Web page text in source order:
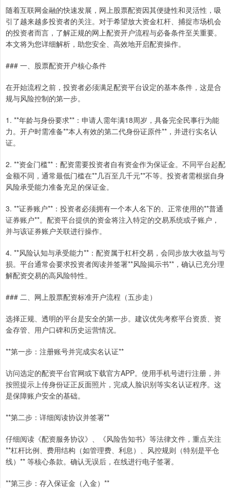
随着互联网金融的快速发展，网上股票配资因其便捷性和灵活性，吸
引了越来越多投资者的关注。对于希望放大资金杠杆、捕捉市场机会
的投资者而言，了解正规的网上配资开户流程与必备条件至关重要。
本文将为您详细解析，助您安全、高效地开启配资操作。
### 一、股票配资开户核心条件
在开始流程之前，投资者必须满足配资平台设定的基本条件，这是合
规与风险控制的第一步。
1. **年龄与身份要求**：申请人需年满18周岁，具备完全民事行为能
力。开户时需准备**本人有效的第二代身份证原件**，并进行实名认
证。
2. **资金门槛**：配资需要投资者自有资金作为保证金。不同平台起配
金额不同，通常最低门槛在**几百至几千元**不等。投资者需根据自身
风险承受能力准备充足的保证金。
3. **证券账户**：投资者必须拥有一个本人名下的、正常使用的**普通
证券账户**。配资平台提供的资金将注入特定的交易系统或子账户，
并与该证券账户关联进行操作。
4. **风险认知与承受能力**：配资属于杠杆交易，会同步放大收益与亏
损。平台通常会要求投资者阅读并签署**风险揭示书**，确认已充分理
解配资交易的高风险特性。
### 二、网上股票配资标准开户流程（五步走）
选择正规、透明的平台是安全的第一步。建议优先考察平台资质、资
金存管、用户口碑和历史运营情况。
**第一步：注册账号并完成实名认证**
访问选定的配资平台官网或下载官方APP。使用手机号进行注册，并
按照提示上传身份证正反面照片，完成人脸识别等实名认证程序。这
是保障账户安全的基础。
**第二步：详细阅读协议并签署**
仔细阅读《配资服务协议》、《风险告知书》等法律文件，重点关注
**杠杆比例、费用结构（如管理费、利息）、风控规则（特别是平仓
线）** 等核心条款。确认无误后，在线进行电子签署。
**第三步：存入保证金（入金）**